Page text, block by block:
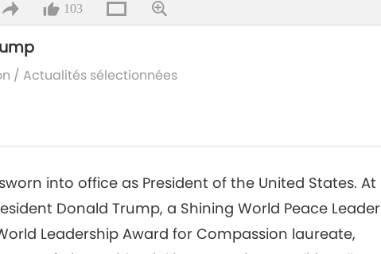
103
/Actualités sélectionnées
into office as President of the United States. At
Donald Trump, a Shining World Peace Leader
Leadership Award for Compassion laureate,